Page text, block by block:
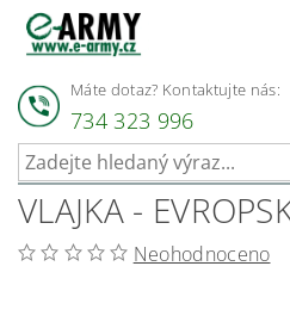
Máte dotaz? Kontaktujte nás:
734 323 996
VLAJKA -
Neohodnoceno